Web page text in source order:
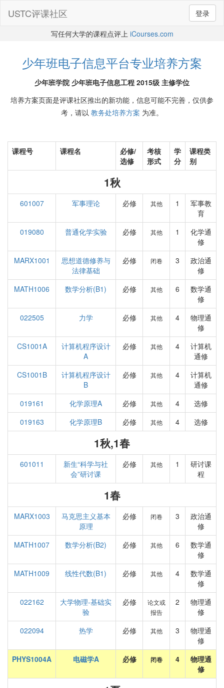
登录
USTC评课社区
写任何大学的课程点评上 iCourses.com
少年班电子信息平台专业培养方案
少年班学院 少年班电子信息工程 2015级 主修学位
培养方案页面是评课社区推出的新功能，信息可能不完善，仅供参
考，请以 教务处培养方案 为准。
课程号 课程名
必修/
选修
考核
形式
学
分
课程类
别
1秋
601007 军事理论 必修 其他 1
军事教
育
019080
普通化学实验 必修 其他 1
化学通
修
MARX1001
思想道德修养与
法律基础
必修 闭卷 3
政治通
修
MATH1006
数学分析(B1) 必修 其他 6
数学通
修
022505
力学 必修 其他 4
物理通
修
CS1001A
计算机程序设计
A
必修 其他 4
计算机
通修
CS1001B
计算机程序设计
B
必修 其他 4
计算机
通修
019161
化学原理A 必修 其他 4
选修
019163
化学原理B 必修 其他 4 选修
1秋,1春
601011
新生“科学与社
会”研讨课
必修 其他 1
研讨课
程
1春
MARX1003
马克思主义基本
原理
必修 闭卷 3
政治通
修
MATH1007
数学分析(B2) 必修 其他 6
数学通
修
MATH1009
线性代数(B1) 必修 其他 4
数学通
修
022162
大学物理-基础实
验
必修
论文或
报告
2
物理通
修
022094
热学 必修 其他 3
物理通
修
PHYS1004A
电磁学A 必修 闭卷 4
物理通
修